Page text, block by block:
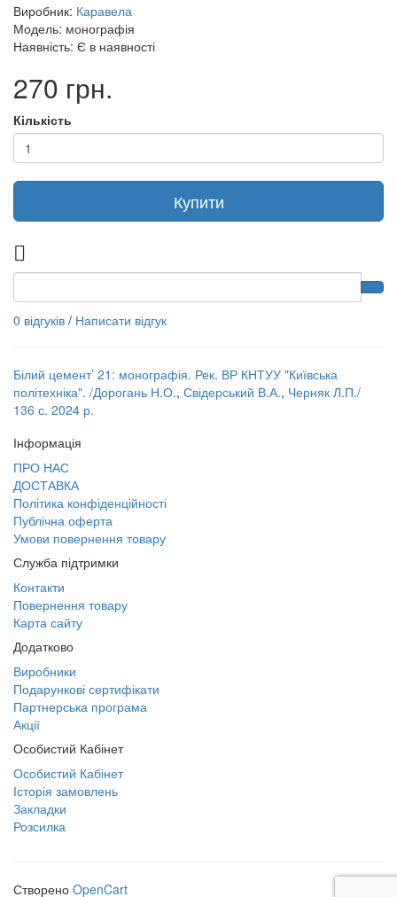
Виробник: Каравела
Модель: монографія
Наявність: Є в наявності
270 грн.
Кількість
Купити
0 відгуків / Написати відгук
Білий цемент’ 21: монографія. Рек. ВР КНТУУ "Київська
політехніка". /Дорогань Н.О., Свідерський В.А., Черняк Л.П./
136 с. 2024 р.
Інформація
ПРО НАС
ДОСТАВКА
Політика конфіденційності
Публічна оферта
Умови повернення товару
Служба підтримки
Контакти
Повернення товару
Карта сайту
Додатково
Виробники
Подарункові сертифікати
Партнерська програма
Акції
Особистий Кабінет
Особистий Кабінет
Історія замовлень
Закладки
Розсилка
Створено OpenCart